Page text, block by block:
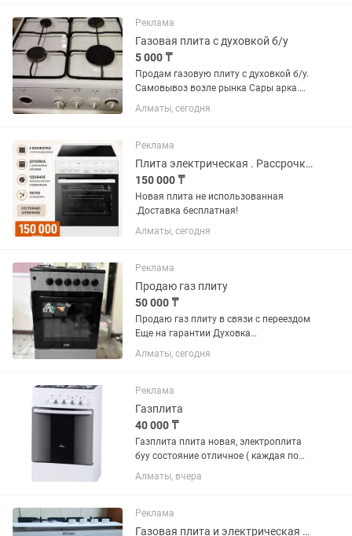
истейди. Биз каратпадык....
Реклама
Газовая плита с духовкой б/у
5 000 ₸
Продам газовую плиту с духовкой б/у.
Самовывоз возле рынка Сары арка.
Дом на 2 этаже.
Алматы, сегодня
Реклама
Плита электрическая . Рассрочка есть , плита новая , не использованная .
150 000 ₸
Новая плита не использованная
.Доставка бесплатная!
Алматы, сегодня
Реклама
Продаю газ плиту
50 000 ₸
Продаю газ плиту в связи с переездом
Еще на гарантии Духовка
электрическая печет шикарно
Самовывоз
Алматы, сегодня
Реклама
Газплита
40 000 ₸
Газплита плита новая, электроплита
буу состояние отличное ( каждая по
30тыс)
Алматы, вчера
Реклама
Газовая плита и электрическая духовка